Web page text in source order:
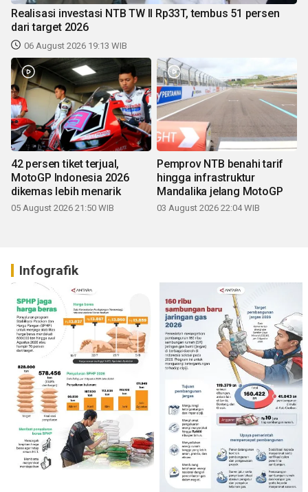
Realisasi investasi NTB TW II Rp33T, tembus 51 persen
dari target 2026
06 August 2026 19:13 WIB
42 persen tiket terjual,
MotoGP Indonesia 2026
dikemas lebih menarik
05 August 2026 21:50 WIB
Pemprov NTB benahi tarif
hingga infrastruktur
Mandalika jelang MotoGP
03 August 2026 22:04 WIB
Infografik